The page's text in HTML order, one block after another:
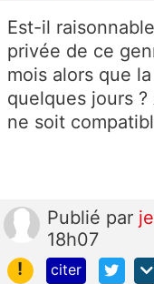
Est-il
privée de ce
mois alors que
quelques jours
ne soit
Publié par
18h07
!
citer